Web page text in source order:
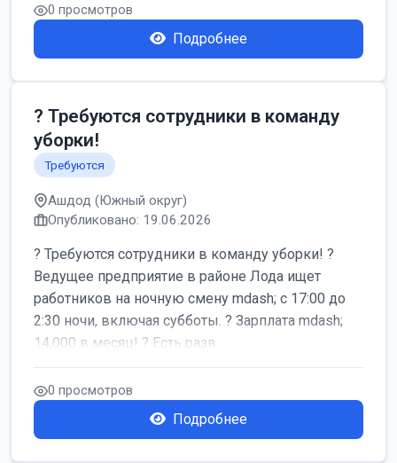
0 просмотров
Подробнее
? Требуются сотрудники в команду
уборки!
Требуются
Ашдод (Южный округ)
Опубликовано: 19.06.2026
? Требуются сотрудники в команду уборки! ?
Ведущее предприятие в районе Лода ищет
работников на ночную смену mdash; с 17:00 до
2:30 ночи, включая субботы. ? Зарплата mdash;
14,000 в месяц! ? Есть разв...
0 просмотров
Подробнее